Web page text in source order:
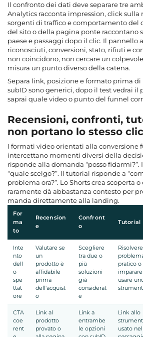
Il confronto dei dati deve separare tre
Analytics racconta impression, click
sorgenti di traffico e comportamento del
del sito o della pagina ponte raccontano
paese e passaggi dopo il clic. Il pannello
riconosciuti, conversioni, stato, rifiuti e
non coincidono, non cercare un
misura un punto diverso della catena.
Separa link, posizione e formato prima di
subID sono generici, dopo il test vedrai il
saprai quale video o punto del funnel
Recensioni, confronti,
non portano lo stesso clic
I formati video orientati alla conversione
intercettano momenti diversi della
risponde alla domanda “posso fidarmi?”.
“quale scelgo?”. Il tutorial risponde a
problema ora?”. Lo Shorts crea scoperta
raramente dà abbastanza contesto per
manda direttamente alla landing.
For
ma
to
Recension
e
Confront
o
Tutorial
Inte
nto
dell
o
spe
ttat
ore
Valutare se
un
prodotto è
affidabile
prima
dell'acquist
o
Scegliere
tra due o
più
soluzioni
già
considerat
e
pratico o
usare
CTA
coe
rent
Link al
prodotto
provato o
Link a
entrambe
le opzioni
Link allo
usato nel